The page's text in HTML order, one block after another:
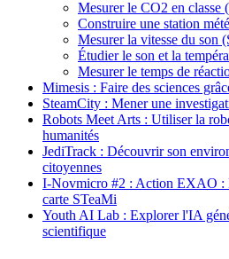
Mesurer le CO2 en classe
Construire une station
Mesurer la vitesse du son
Étudier le son et la
Mesurer le temps de
Mimesis : Faire des sciences
SteamCity : Mener une
Robots Meet Arts : Utiliser la
humanités
JediTrack : Découvrir son
citoyennes
I-Novmicro #2 : Action EXAO :
carte STeaMi
Youth AI Lab : Explorer l'IA
scientifique